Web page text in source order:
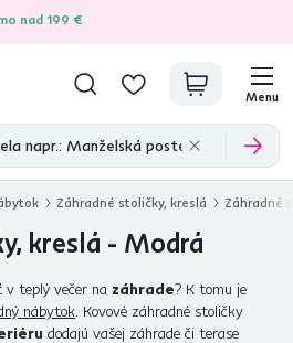
nad 199 €
overených produktových recenzií
Menu
Záhradné stoličky, kreslá Záhradné
kreslá - Modrá
v teplý večer na záhrade? K tomu je
nábytok. Kovové záhradné stoličky
dodajú vašej záhrade či terase